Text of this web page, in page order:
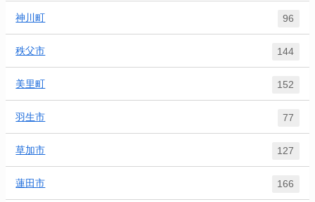
神川町 96
秩父市 144
美里町 152
羽生市 77
草加市 127
蓮田市 166